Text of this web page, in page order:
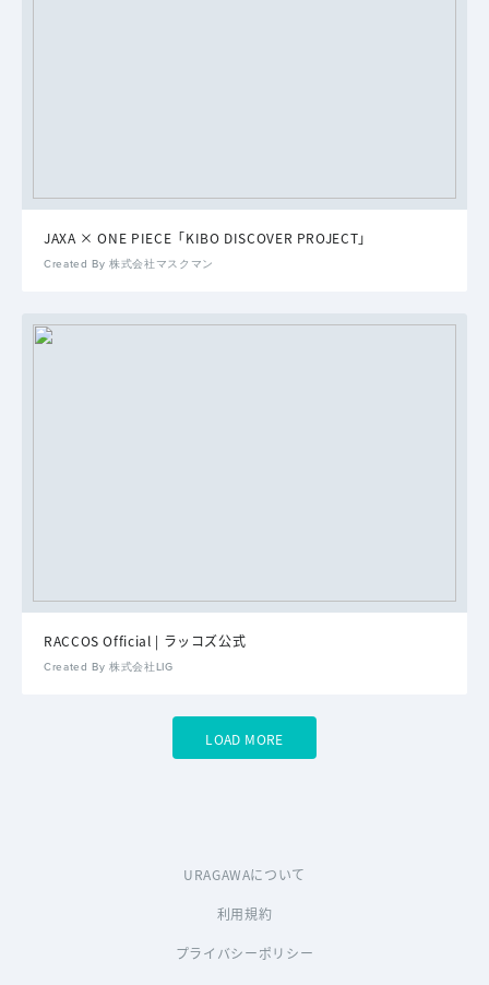
JAXA × ONE PIECE「KIBO DISCOVER PROJECT」
Created By 株式会社マスクマン
RACCOS Official | ラッコズ公式
Created By 株式会社LIG
LOAD MORE
URAGAWAについて
利用規約
プライバシーポリシー